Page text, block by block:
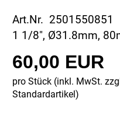
Art.Nr. 2501550851
1 1/8", Ø31.8mm,
60,00 EUR
pro Stück (inkl. MwSt.
Standardartikel )